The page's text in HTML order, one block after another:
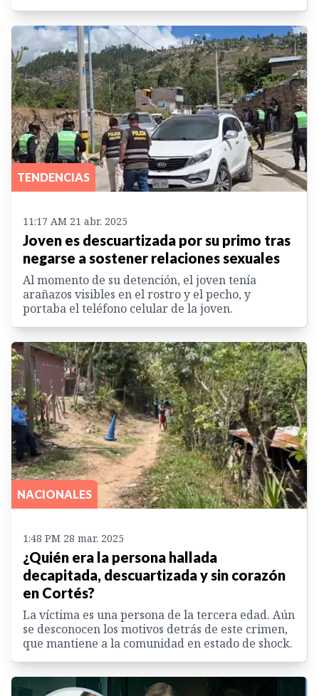
TENDENCIAS
11:17 AM 21 abr. 2025
Joven es descuartizada por su primo tras
negarse a sostener relaciones sexuales
Al momento de su detención, el joven tenía
arañazos visibles en el rostro y el pecho, y
portaba el teléfono celular de la joven.
NACIONALES
1:48 PM 28 mar. 2025
¿Quién era la persona hallada
decapitada, descuartizada y sin corazón
en Cortés?
La víctima es una persona de la tercera edad. Aún
se desconocen los motivos detrás de este crimen,
que mantiene a la comunidad en estado de shock.